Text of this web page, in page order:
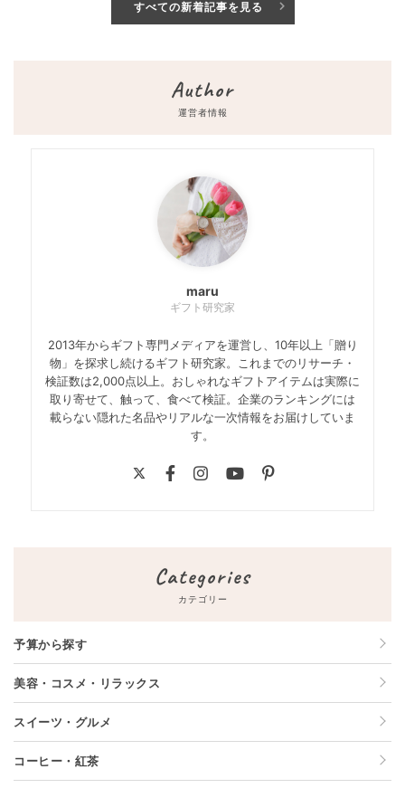
すべての新着記事を見る
運営者情報
Author
maru
ギフト研究家
2013年からギフト専門メディアを運営し、10年以上「贈り
物」を探求し続けるギフト研究家。これまでのリサーチ・
検証数は2,000点以上。おしゃれなギフトアイテムは実際に
取り寄せて、触って、食べて検証。企業のランキングには
載らない隠れた名品やリアルな一次情報をお届けしていま
す。
カテゴリー
Categories
予算から探す
美容・コスメ・リラックス
スイーツ・グルメ
コーヒー・紅茶